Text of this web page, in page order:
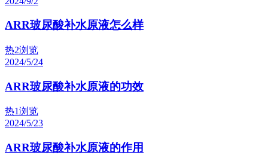
ARR玻尿酸补水原液怎么样
热2浏览
2024/5/24
ARR玻尿酸补水原液的功效
热1浏览
2024/5/23
ARR玻尿酸补水原液的作用